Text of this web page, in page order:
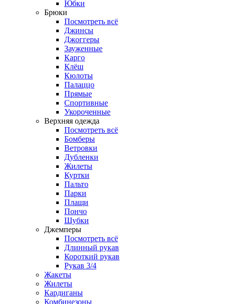
Юбки
Брюки
Посмотреть всё
Джинсы
Джоггеры
Зауженные
Карго
Клёш
Кюлоты
Палаццо
Прямые
Спортивные
Укороченные
Верхняя одежда
Посмотреть всё
Бомберы
Ветровки
Дубленки
Жилеты
Куртки
Пальто
Парки
Плащи
Пончо
Шубки
Джемперы
Посмотреть всё
Длинный рукав
Короткий рукав
Рукав 3/4
Жакеты
Жилеты
Кардиганы
Комбинезоны